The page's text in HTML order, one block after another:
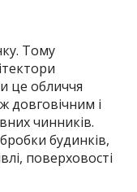
Тому
це обличчя
довговічним і
чинників.
будинків,
поверховості